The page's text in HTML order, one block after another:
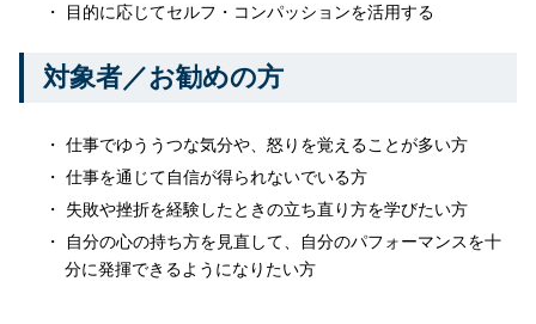
目的に応じてセルフ・コンパッションを活用する
対象者／お勧めの方
仕事でゆううつな気分や、怒りを覚えることが多い方
仕事を通じて自信が得られないでいる方
失敗や挫折を経験したときの立ち直り方を学びたい方
自分の心の持ち方を見直して、自分のパフォーマンスを十
分に発揮できるようになりたい方